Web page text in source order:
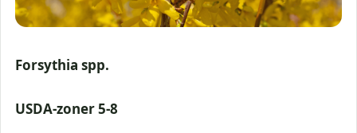
Forsythia spp.
USDA-zoner 5-8